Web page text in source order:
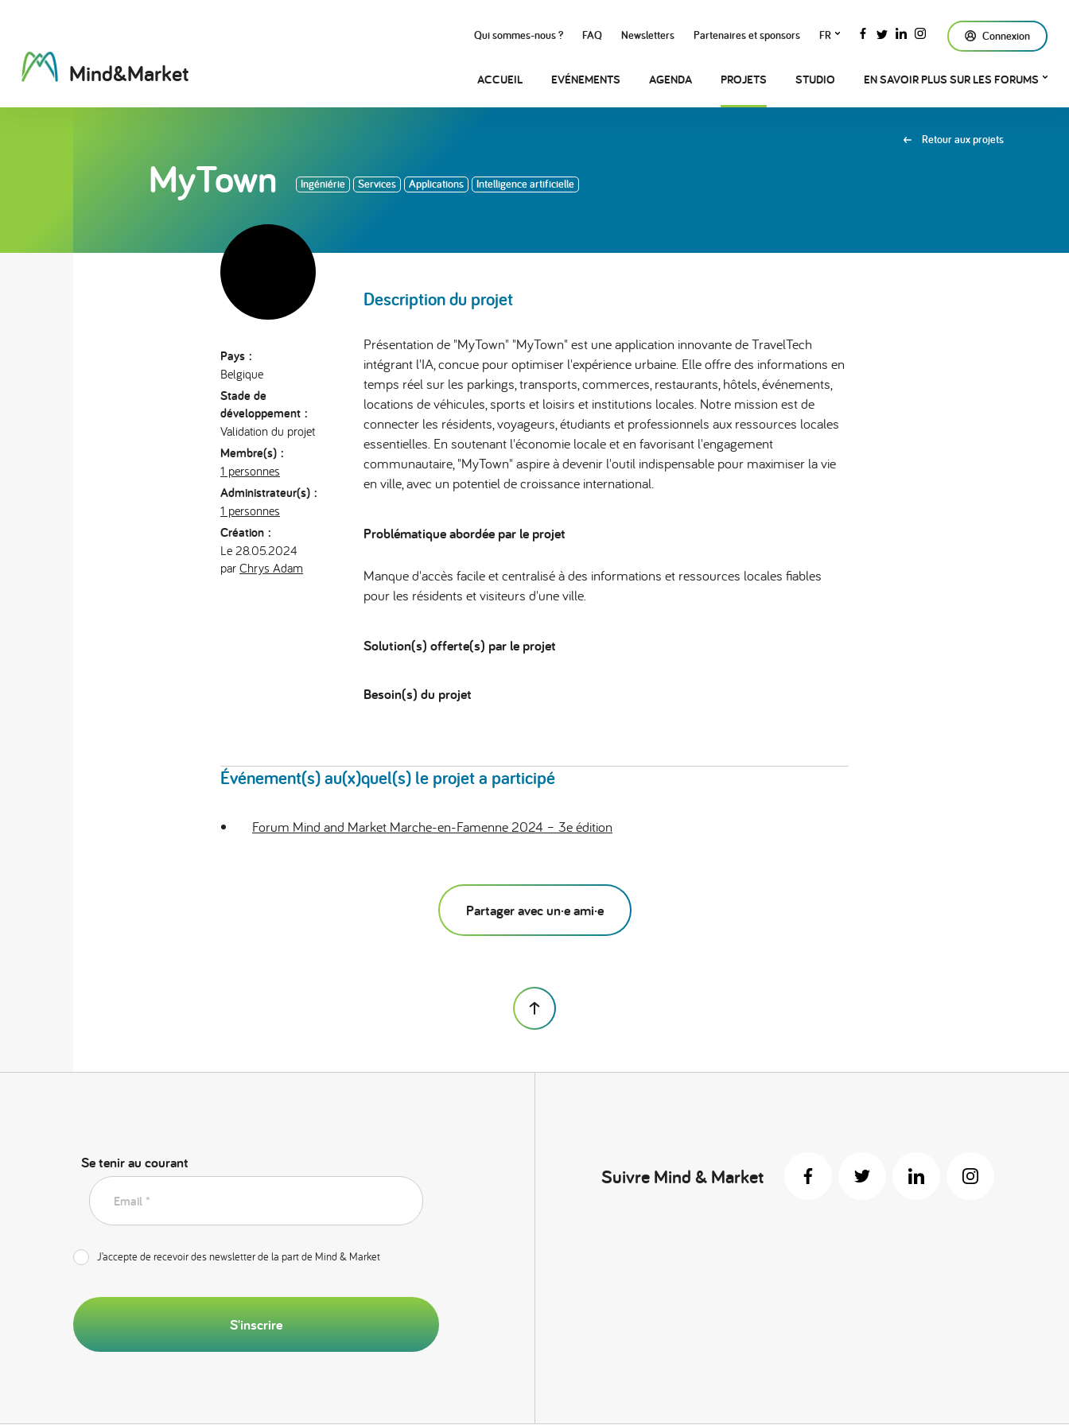
Mind&Market
Qui sommes-nous ? FAQ Newsletters Partenaires et sponsors FR Connexion
ACCUEIL EVÉNEMENTS AGENDA PROJETS STUDIO EN SAVOIR PLUS SUR LES FORUMS
MyTown Ingéniérie Services Applications Intelligence artificielle
Retour aux projets
Pays :
Belgique
Stade de
développement :
Validation du projet
Membre(s) :
1 personnes
Administrateur(s) :
1 personnes
Création :
Le 28.05.2024
par Chrys Adam
Description du projet
Présentation de "MyTown" "MyTown" est une application innovante de TravelTech
intégrant l'IA, concue pour optimiser l'expérience urbaine. Elle offre des informations en
temps réel sur les parkings, transports, commerces, restaurants, hôtels, événements,
locations de véhicules, sports et loisirs et institutions locales. Notre mission est de
connecter les résidents, voyageurs, étudiants et professionnels aux ressources locales
essentielles. En soutenant l'économie locale et en favorisant l'engagement
communautaire, "MyTown" aspire à devenir l'outil indispensable pour maximiser la vie
en ville, avec un potentiel de croissance international.
Problématique abordée par le projet
Manque d'accès facile et centralisé à des informations et ressources locales fiables
pour les résidents et visiteurs d'une ville.
Solution(s) offerte(s) par le projet
Besoin(s) du projet
Événement(s) au(x)quel(s) le projet a participé
Forum Mind and Market Marche-en-Famenne 2024 – 3e édition
Partager avec un·e ami·e
Se tenir au courant
Email *
J’accepte de recevoir des newsletter de la part de Mind & Market
S'inscrire
Suivre Mind & Market